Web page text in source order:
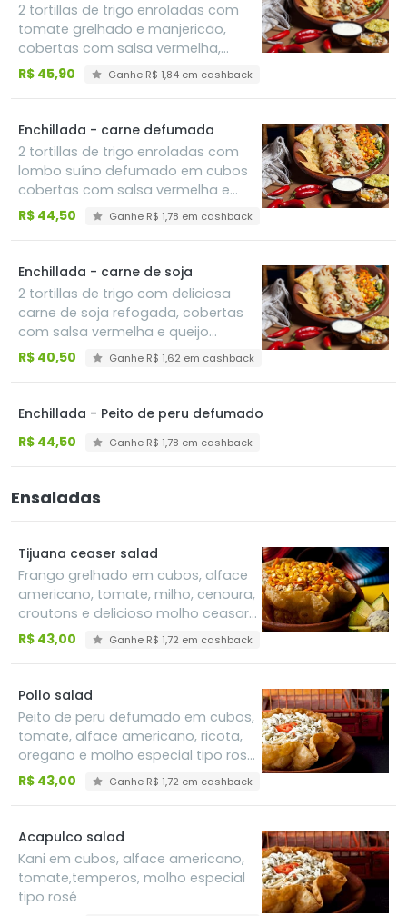
2 tortillas de trigo enroladas com
tomate grelhado e manjericão,
cobertas com salsa vermelha,
queijo derretido, pimenta jalapeño
gallo
R$ 45,90 Ganhe R$ 1,84 em cashback
Enchillada - carne defumada
2 tortillas de trigo enroladas com
lombo suíno defumado em cubos
cobertas com salsa vermelha e
queijo derretido,pimenta jalapeño
gallo
R$ 44,50 Ganhe R$ 1,78 em cashback
Enchillada - carne de soja
2 tortillas de trigo com deliciosa
carne de soja refogada, cobertas
com salsa vermelha e queijo
derretido e pimenta jalapeño em
R$ 40,50 Ganhe R$ 1,62 em cashback
Enchillada - Peito de peru defumado
R$ 44,50
Ganhe R$ 1,78 em cashback
Ensaladas
Tijuana ceaser salad
Frango grelhado em cubos, alface
americano, tomate, milho, cenoura,
croutons e delicioso molho ceasar
em uma tortilla de trigo em forma
R$ 43,00 Ganhe R$ 1,72 em cashback
Pollo salad
Peito de peru defumado em cubos,
tomate, alface americano, ricota,
oregano e molho especial tipo rosé
em 1 tortilla de trigo em forma de
R$ 43,00 Ganhe R$ 1,72 em cashback
Acapulco salad
Kani em cubos, alface americano,
tomate,temperos, molho especial
tipo rosé